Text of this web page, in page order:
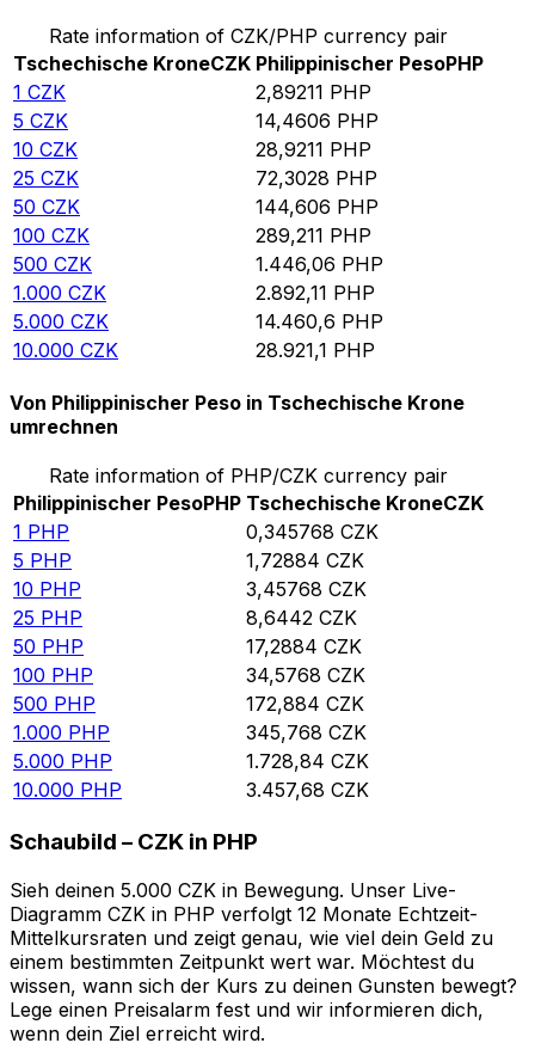
Rate information of CZK/PHP currency pair
Tschechische KroneCZK Philippinischer PesoPHP
1 CZK 2,89211 PHP
5 CZK 14,4606 PHP
10 CZK 28,9211 PHP
25 CZK 72,3028 PHP
50 CZK 144,606 PHP
100 CZK 289,211 PHP
500 CZK 1.446,06 PHP
1.000 CZK 2.892,11 PHP
5.000 CZK 14.460,6 PHP
10.000 CZK 28.921,1 PHP
Von Philippinischer Peso in Tschechische Krone
umrechnen
Rate information of PHP/CZK currency pair
Philippinischer PesoPHP Tschechische KroneCZK
1 PHP 0,345768 CZK
5 PHP 1,72884 CZK
10 PHP 3,45768 CZK
25 PHP 8,6442 CZK
50 PHP 17,2884 CZK
100 PHP 34,5768 CZK
500 PHP 172,884 CZK
1.000 PHP 345,768 CZK
5.000 PHP 1.728,84 CZK
10.000 PHP 3.457,68 CZK
Schaubild – CZK in PHP
Sieh deinen 5.000 CZK in Bewegung. Unser Live-
Diagramm CZK in PHP verfolgt 12 Monate Echtzeit-
Mittelkursraten und zeigt genau, wie viel dein Geld zu
einem bestimmten Zeitpunkt wert war. Möchtest du
wissen, wann sich der Kurs zu deinen Gunsten bewegt?
Lege einen Preisalarm fest und wir informieren dich,
wenn dein Ziel erreicht wird.